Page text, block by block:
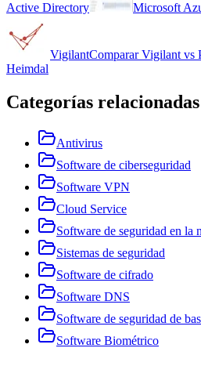
Active Directory Microsoft
VigilantComparar Vigilantvs
Heimdal
Categorías relacionadas
Antivirus
Software de ciberseguridad
Software VPN
Cloud Service
Software de seguridad en la
Sistemas de seguridad
Software de cifrado
Software DNS
Software de seguridad de
Software Biométrico